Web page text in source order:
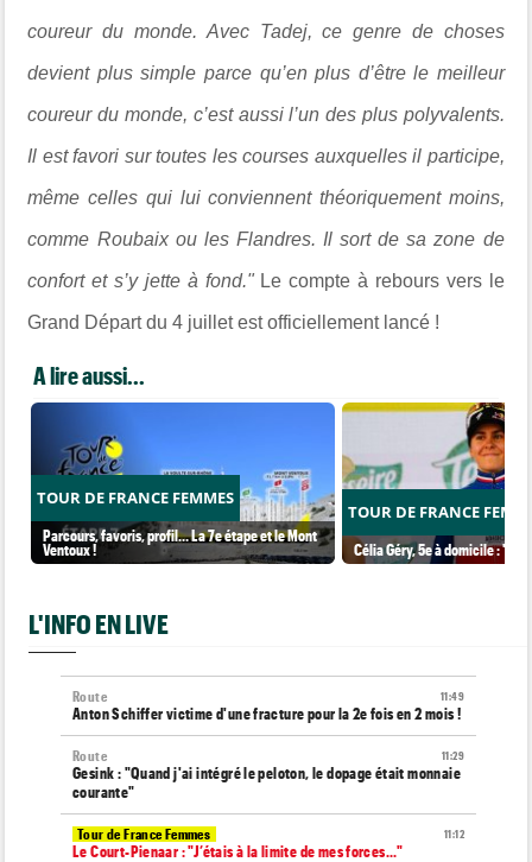
coureur du monde. Avec Tadej, ce genre de choses
devient plus simple parce qu’en plus d’être le meilleur
coureur du monde, c’est aussi l’un des plus polyvalents.
Il est favori sur toutes les courses auxquelles il participe,
même celles qui lui conviennent théoriquement moins,
comme Roubaix ou les Flandres. Il sort de sa zone de
confort et s’y jette à fond."Le compte à rebours vers le
Grand Départ du 4 juillet est officiellement lancé !
A lire aussi...
TOUR DE FRANCE FEMMES
Parcours, favoris, profil… La 7e étape et le Mont
Ventoux !
TOUR DE FRANCE
Célia Géry, 5e à domicile :
L'INFO EN LIVE
11:49
Route
Anton Schiffer victime d'une fracture pour la 2e fois en 2 mois !
11:29
Route
Gesink : "Quand j'ai intégré le peloton, le dopage était monnaie
courante"
11:12
Tour de France Femmes
Le Court-Pienaar : "J’étais à la limite de mes forces..."